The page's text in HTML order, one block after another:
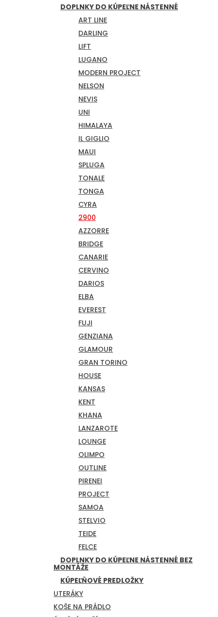
DOPLNKY DO KÚPEĽNE NÁSTENNÉ
ART LINE
DARLING
LIFT
LUGANO
MODERN PROJECT
NELSON
NEVIS
UNI
HIMALAYA
IL GIGLIO
MAUI
SPLUGA
TONALE
TONGA
CYRA
2900
AZZORRE
BRIDGE
CANARIE
CERVINO
DARIOS
ELBA
EVEREST
FUJI
GENZIANA
GLAMOUR
GRAN TORINO
HOUSE
KANSAS
KENT
KHANA
LANZAROTE
LOUNGE
OLIMPO
OUTLINE
PIRENEI
PROJECT
SAMOA
STELVIO
TEIDE
FELCE
DOPLNKY DO KÚPEĽNE NÁSTENNÉ BEZ
MONTÁŽE
KÚPEĽŇOVÉ PREDLOŽKY
UTERÁKY
KOŠE NA PRÁDLO